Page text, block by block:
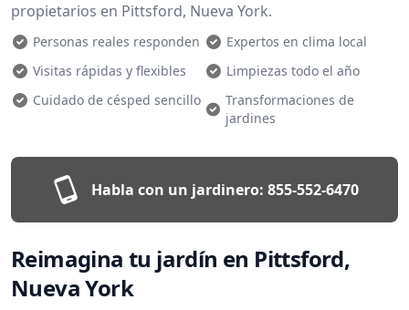
propietarios en Pittsford, Nueva York.
Personas reales responden
Expertos en clima local
Visitas rápidas y flexibles
Limpiezas todo el año
Cuidado de césped sencillo
Transformaciones de
jardines
Habla con un jardinero: 855-552-6470
Reimagina tu jardín en Pittsford,
Nueva York